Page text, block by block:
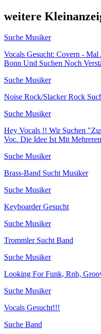
weitere
Suche Musiker
Vocals Gesucht: Covern -
Bonn Und Suchen Noch
Suche Musiker
Noise Rock/Slacker Rock
Suche Musiker
Hey Vocals !! Wir Suchen
Voc. Die Idee Ist Mit
Suche Musiker
Brass-Band Sucht Musiker
Suche Musiker
Keyboarder Gesucht
Suche Musiker
Trommler Sucht Band
Suche Musiker
Looking For Funk, Rnb,
Suche Musiker
Vocals Gesucht!!!
Suche Band